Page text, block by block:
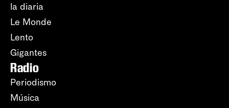
la diaria
Le Monde
Lento
Gigantes
Radio
Periodismo
Música